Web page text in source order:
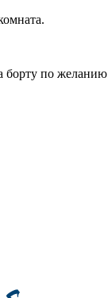
борту по желанию